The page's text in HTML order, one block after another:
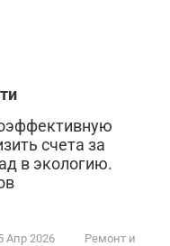
счета за
в экологию.
Апр 2026
Ремонт и